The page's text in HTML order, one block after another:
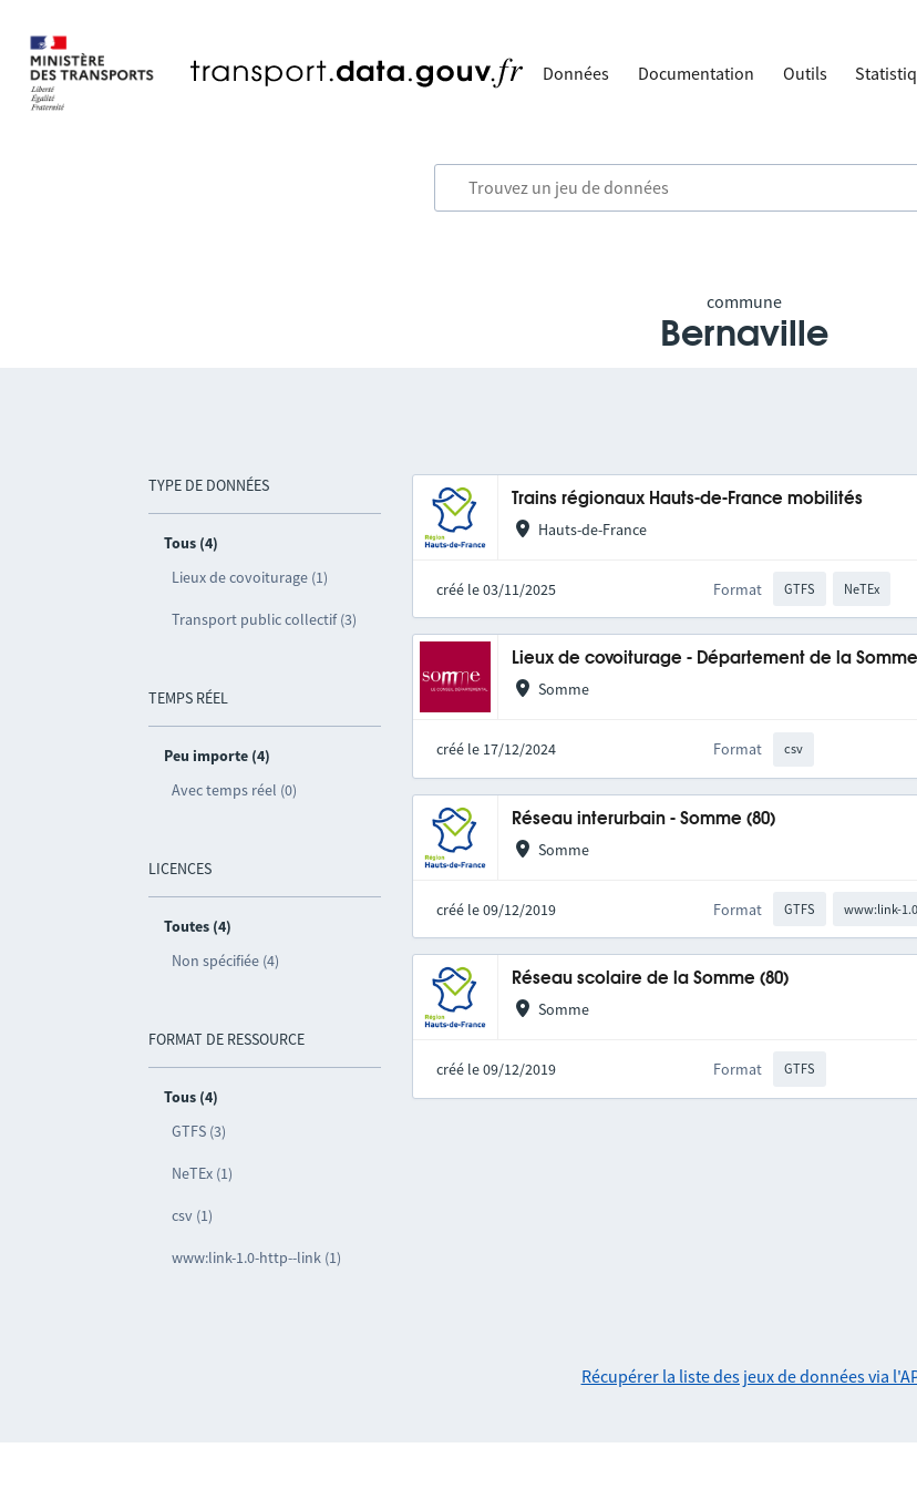
Données Documentation Outils
commune
Bernaville
TYPE DE DONNÉES
Tous (4)
Lieux de covoiturage (1)
Transport public collectif (3)
TEMPS RÉEL
Peu importe (4)
Avec temps réel (0)
LICENCES
Toutes (4)
Non spécifiée (4)
FORMAT DE RESSOURCE
Tous (4)
GTFS (3)
NeTEx (1)
csv (1)
www:link-1.0-http--link (1)
Trains régionaux Hauts-de-France mobilités
Hauts-de-France
créé le 03/11/2025 Format GTFS NeTEx
Lieux de covoiturage - Département de la Somme
Somme
créé le 17/12/2024 Format csv
Réseau interurbain - Somme (80)
Somme
créé le 09/12/2019 Format GTFS www:link-
Réseau scolaire de la Somme (80)
Somme
créé le 09/12/2019 Format GTFS
Récupérer la liste des jeux de données via